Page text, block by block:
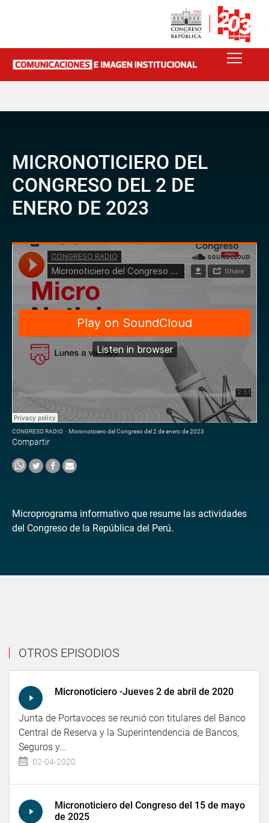
MICRONOTICIERO DEL
CONGRESO DEL 2 DE
ENERO DE 2023
CONGRESO RADIO · Micronoticiero del Congreso del 2 de enero de 2023
Compartir
Microprograma informativo que resume las actividades
del Congreso de la República del Perú.
OTROS EPISODIOS
Micronoticiero -Jueves 2 de abril de 2020
Junta de Portavoces se reunió con titulares del Banco
Central de Reserva y la Superintendencia de Bancos,
Seguros y...
02-04-2020
Micronoticiero del Congreso del 15 de mayo
de 2025